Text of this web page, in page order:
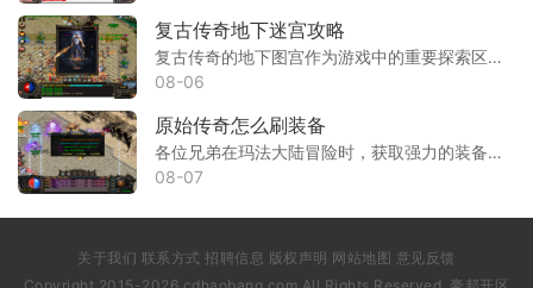
复古传奇地下迷宫攻略
复古传奇的地下图宫作为游戏中的重要探索区域，通常位于特定地图深处，玩家需完成前置任务或满足等级条件才能进入。迷宫内部通常被设计为多层结构，每层都分布着不同等级的怪
08-06
原始传奇怎么刷装备
各位兄弟在玛法大陆冒险时，获取强力的装备绝对是提升咱们实力的重要途径。要想高效率地刷到心仪的装备，首先要明确各种怪物的掉落特点。难度越高的怪物掉落的装备品质和属性
08-07
关于我们 联系方式 招聘信息 版权声明 网站地图 意见反馈